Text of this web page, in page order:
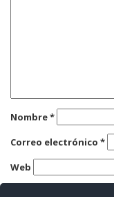
Nombre*
Correo electrónico *
Web